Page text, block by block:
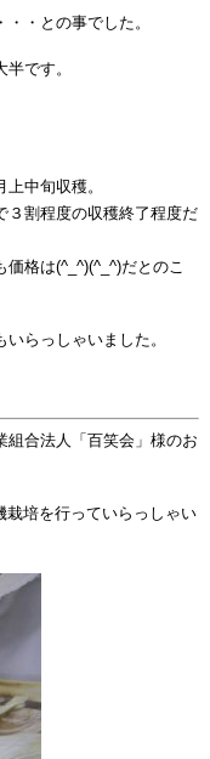
・との事でした。
です。
中旬収穫。
３割程度の収穫終了程度だ
格は(^_^)(^_^)だとのこ
らっしゃいました。
組合法人「百笑会」様のお
培を行っていらっしゃい